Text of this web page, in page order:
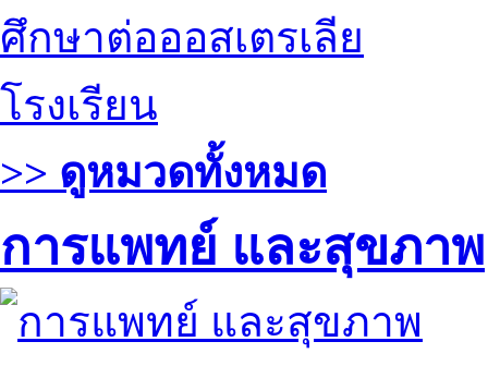
ศึกษาต่อออสเตรเลีย
โรงเรียน
>> ดูหมวดทั้งหมด
การแพทย์ และสุขภาพ